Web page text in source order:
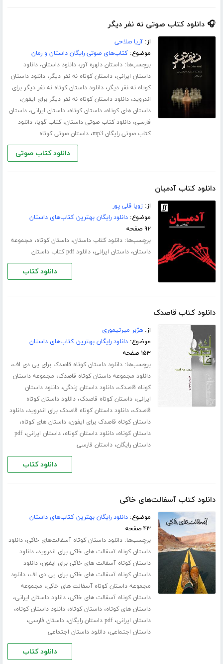
🎧 دانلود کتاب صوتی نه نفر دیگر
از:آریا صلاحی
موضوع:کتاب‌های صوتی رایگان داستان و رمان
برچسب‌ها:داستان دلهره آور،دانلود داستان،دانلود
داستان ایرانی،داستان کوتاه نه نفر دیگر،دانلود داستان
کوتاه نه نفر دیگر،دانلود داستان کوتاه نه نفر دیگر برای
اندروید،دانلود داستان کوتاه نه نفر دیگر برای ایفون،
داستان های کوتاه،داستان کوتاه،داستان ایرانی،داستان
فارسی،دانلود کتاب صوتی داستان،کتاب گویا،دانلود
کتاب صوتی رایگان mp3
،داستان صوتی کوتاه
دانلود کتاب صوتی
دانلود کتاب آدمیان
از:زویا قلی پور
موضوع:دانلود رایگان بهترین کتاب‌های داستان
۹۲ صفحه
برچسب‌ها:دانلود کتاب داستان،داستان کوتاه، مجموعه
داستان،داستان ایرانی،دانلود pdf کتاب داستان
دانلود کتاب
دانلود کتاب قاصدک
از:هژبر میرتیموری
موضوع:دانلود رایگان بهترین کتاب‌های داستان
۱۵۳ صفحه
برچسب‌ها:دانلود داستان کوتاه قاصدک برای پی دی اف،
دانلود مجموعه داستان کوتاه قاصدک، مجموعه داستان
کوتاه قاصدک،دانلود داستان زندگی،دانلود داستان
ایرانی،داستان کوتاه قاصدک،دانلود داستان کوتاه
قاصدک،دانلود داستان کوتاه قاصدک برای اندروید،دانلود
داستان کوتاه قاصدک برای ایفون،داستان های کوتاه،
داستان کوتاه،دانلود داستان کوتاه،داستان ایرانی،pdf
داستان رایگان،داستان فارسی
دانلود کتاب
دانلود کتاب آسفالت‌های خاکی
موضوع:دانلود رایگان بهترین کتاب‌های داستان
۴۳ صفحه
برچسب‌ها:دانلود داستان کوتاه آسفالت‌های خاکی،دانلود
داستان کوتاه آسفالت های خاکی برای اندروید،دانلود
داستان کوتاه آسفالت های خاکی برای ایفون،دانلود
داستان کوتاه آسفالت های خاکی برای پی دی اف،دانلود
مجموعه داستان کوتاه آسفالت های خاکی، مجموعه
داستان کوتاه آسفالت های خاکی،دانلود داستان ایرانی،
داستان های کوتاه،داستان کوتاه،دانلود داستان کوتاه،
داستان ایرانی،pdf داستان رایگان ،داستان فارسی،
داستان اجتماعی،دانلود داستان اجتماعی
دانلود کتاب